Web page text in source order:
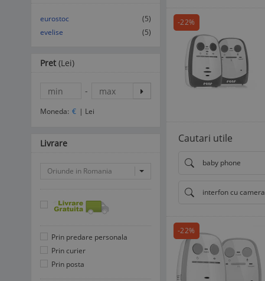
-22%
Cautari utile
baby phone
interfon cu camera
-22%
eurostoc
(5)
evelise
(5)
Pret (Lei)
-
Moneda: € | Lei
Livrare
Oriunde in Romania
Prin predare personala
Prin curier
Prin posta